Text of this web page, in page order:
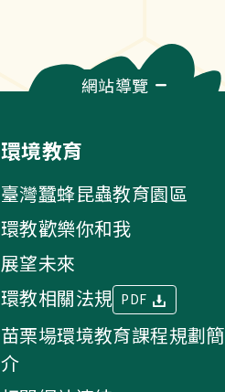
網站導覽
環境教育
臺灣蠶蜂昆蟲教育園區
環教歡樂你和我
展望未來
環教相關法規 PDF
苗栗場環境教育課程規劃簡
介